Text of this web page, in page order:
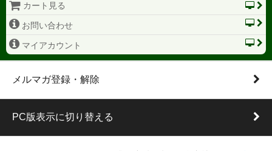
カート見る
お問い合わせ
マイアカウント
メルマガ登録・解除
PC版表示に切り替える